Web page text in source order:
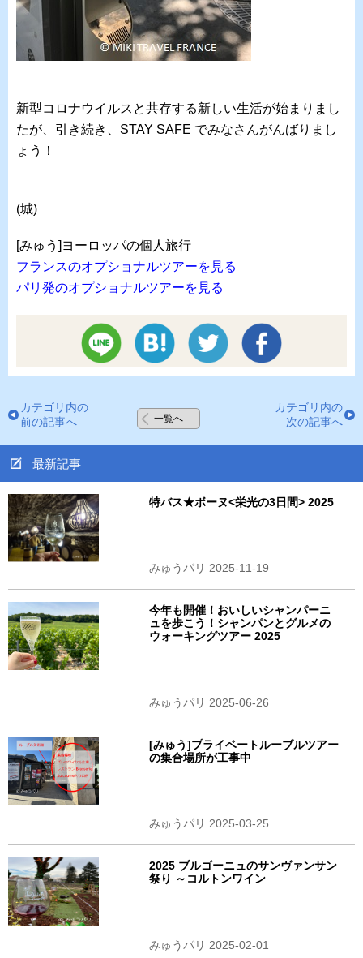
新型コロナウイルスと共存する新しい生活が始まりまし
たが、引き続き、STAY SAFE でみなさんがんばりまし
ょう！
(城)
[みゅう]ヨーロッパの個人旅行
フランスのオプショナルツアーを見る
パリ発のオプショナルツアーを見る
カテゴリ内の
前の記事へ
一覧へ
カテゴリ内の
次の記事へ
最新記事
特バス★ボーヌ<栄光の3日間> 2025
みゅうパリ 2025-11-19
今年も開催！おいしいシャンパーニ
ュを歩こう！シャンパンとグルメの
ウォーキングツアー 2025
みゅうパリ 2025-06-26
[みゅう]プライベートルーブルツアー
の集合場所が工事中
みゅうパリ 2025-03-25
2025 ブルゴーニュのサンヴァンサン
祭り ～コルトンワイン
みゅうパリ 2025-02-01